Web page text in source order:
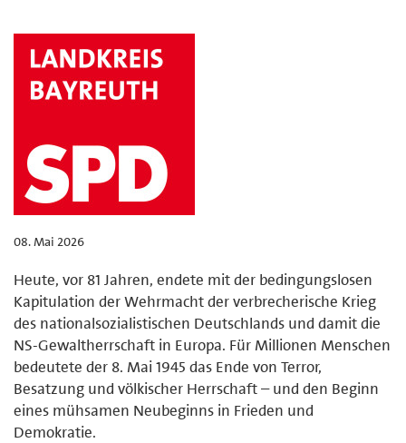
08. Mai 2026
Heute, vor 81 Jahren, endete mit der bedingungslosen
Kapitulation der Wehrmacht der verbrecherische Krieg
des nationalsozialistischen Deutschlands und damit die
NS-Gewaltherrschaft in Europa. Für Millionen Menschen
bedeutete der 8. Mai 1945 das Ende von Terror,
Besatzung und völkischer Herrschaft – und den Beginn
eines mühsamen Neubeginns in Frieden und
Demokratie.